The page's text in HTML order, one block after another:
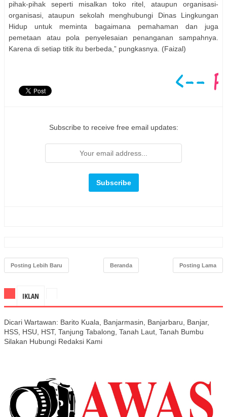
pihak-pihak seperti misalkan toko ritel, ataupun organisasi-
organisasi, ataupun sekolah menghubungi Dinas Lingkungan
Hidup untuk meminta bagaimana pemahaman dan juga
pemetaan atau pola penyelesaian penanganan sampahnya.
Karena di setiap titik itu berbeda,” pungkasnya. (Faizal)
Subscribe to receive free email updates:
Posting Lebih Baru Posting Lama
Beranda
IKLAN
Dicari Wartawan: Barito Kuala, Banjarmasin, Banjarbaru, Banjar,
HSS, HSU, HST, Tanjung Tabalong, Tanah Laut, Tanah Bumbu
Silakan Hubungi Redaksi Kami